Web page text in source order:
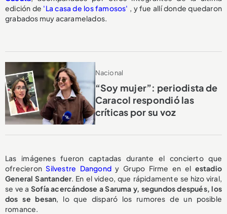
edición de 'La casa de los famosos' , y fue allí donde quedaron
grabados muy acaramelados.
Nacional
“Soy mujer”: periodista de
Caracol respondió las
críticas por su voz
Las imágenes fueron captadas durante el concierto que
ofrecieronSilvestre Dangond y Grupo Firme en el estadio
General Santander. En el video, que rápidamente se hizo viral,
se ve a Sofía acercándose a Saruma y, segundos después, los
dos se besan, lo que disparó los rumores de un posible
romance.